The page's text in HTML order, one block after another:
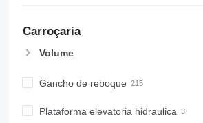
Carroçaria
Volume
Gancho de reboque
Plataforma elevatoria hidraulica